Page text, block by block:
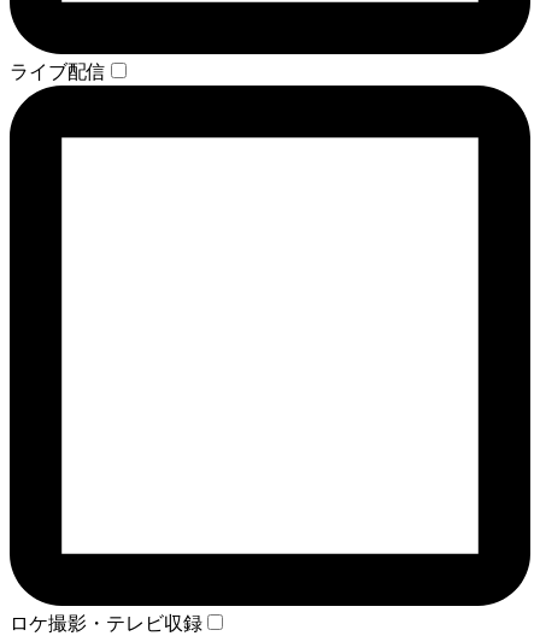
ライブ配信
ロケ撮影・テレビ収録